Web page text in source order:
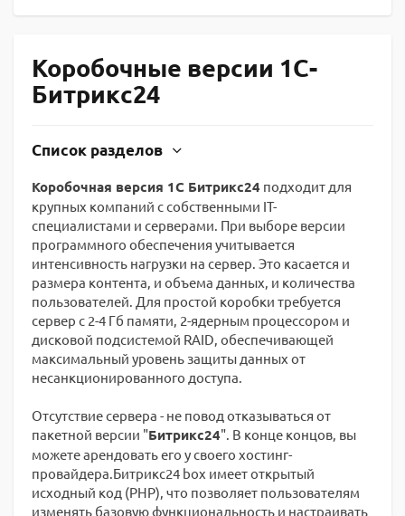
Коробочные версии 1С-
Битрикс24
Список разделов
Коробочная версия 1С Битрикс24 подходит для
крупных компаний с собственными IT-
специалистами и серверами. При выборе версии
программного обеспечения учитывается
интенсивность нагрузки на сервер. Это касается и
размера контента, и объема данных, и количества
пользователей. Для простой коробки требуется
сервер с 2-4 Гб памяти, 2-ядерным процессором и
дисковой подсистемой RAID, обеспечивающей
максимальный уровень защиты данных от
несанкционированного доступа.
Отсутствие сервера - не повод отказываться от
пакетной версии "Битрикс24". В конце концов, вы
можете арендовать его у своего хостинг-
провайдера.Битрикс24 box имеет открытый
исходный код (PHP), что позволяет пользователям
изменять базовую функциональность и настраивать